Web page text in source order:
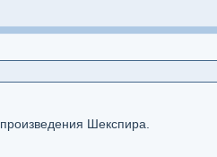
Шекспира.